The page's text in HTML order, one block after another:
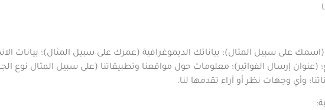
(اسمك على سبيل المثال)؛ بياناتك الديموغرافية (عمرك على سبيل المثال)؛
إرسال الفواتير)؛ معلومات حول مواقعنا وتطبيقاتنا (على سبيل المثال نوع
وأي وجهات نظر أو آراء تقدمها لنا.
: